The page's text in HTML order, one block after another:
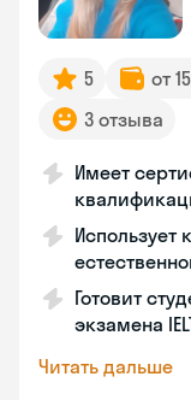
5 от
3 отзыва
Имеет
Готовит
экзамена
Читать дальше